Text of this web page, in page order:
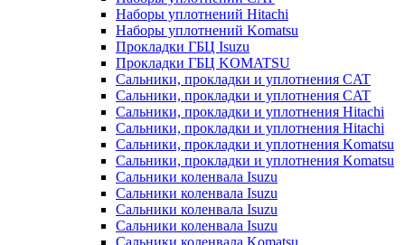
Наборы уплотнений Hitachi
Наборы уплотнений Komatsu
Прокладки ГБЦ Isuzu
Прокладки ГБЦ KOMATSU
Сальники, прокладки и уплотнения CAT
Сальники, прокладки и уплотнения CAT
Сальники, прокладки и уплотнения Hitachi
Сальники, прокладки и уплотнения Hitachi
Сальники, прокладки и уплотнения Komatsu
Сальники, прокладки и уплотнения Komatsu
Сальники коленвала Isuzu
Сальники коленвала Isuzu
Сальники коленвала Isuzu
Сальники коленвала Isuzu
Сальники коленвала Komatsu